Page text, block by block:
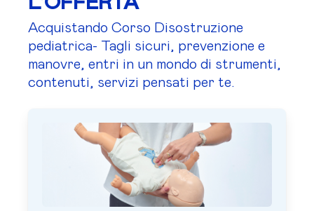
Acquistando Corso Disostruzione
pediatrica- Tagli sicuri, prevenzione e
manovre, entri in un mondo di strumenti,
contenuti, servizi pensati per te.